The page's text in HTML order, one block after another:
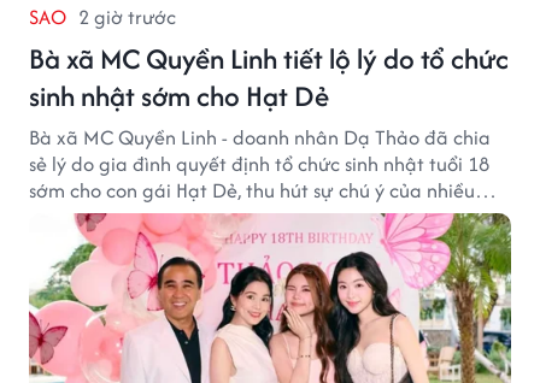
SAO 2 giờ trước
Bà xã MC Quyền Linh tiết lộ lý do tổ chức
sinh nhật sớm cho Hạt Dẻ
Bà xã MC Quyền Linh - doanh nhân Dạ Thảo đã chia
sẻ lý do gia đình quyết định tổ chức sinh nhật tuổi 18
sớm cho con gái Hạt Dẻ, thu hút sự chú ý của nhiều
người hâm mộ.